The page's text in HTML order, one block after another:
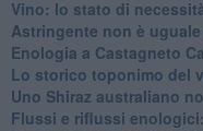
Vino: lo stato di
​Astringente non è
Enologia a Castagneto
Lo storico toponimo del
Uno Shiraz australiano
​Flussi e riflussi